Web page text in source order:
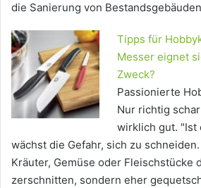
die Sanierung von
Tipps für
Messer eignet
Zweck?
Passionierte
Nur richtig
wirklich gut. "Ist
wächst die Gefahr, sich zu
Kräuter, Gemüse oder Fleischstücke
zerschnitten, sondern eher